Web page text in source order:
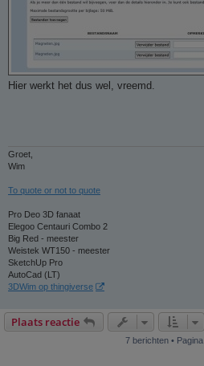
Hier werkt het dus wel, vreemd.
Groet,
Wim
To quote or not to quote
Pro Deo 3D fanaat
Elegoo Centauri Combo 2
Big Red - meester
Weistek WT150 - meester
SketchUp Pro
AutoCad (LT)
3DWim op thingiverse
Plaats reactie
7 berichten • Pagina